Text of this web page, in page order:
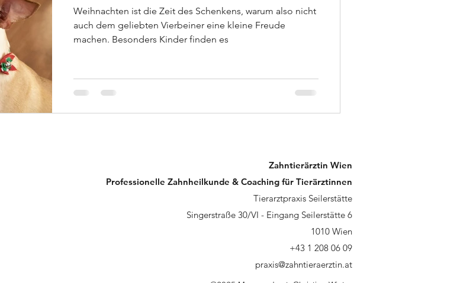
Weihnachten ist die Zeit des Schenkens, warum also nicht
auch dem geliebten Vierbeiner eine kleine Freude
machen. Besonders Kinder finden es
Zahntierärztin Wien
Professionelle Zahnheilkunde & Coaching für Tierärztinnen
Tierarztpraxis Seilerstätte
Singerstraße 30/VI - Eingang Seilerstätte 6
1010 Wien
+43 1 208 06 09
praxis@zahntieraerztin.at